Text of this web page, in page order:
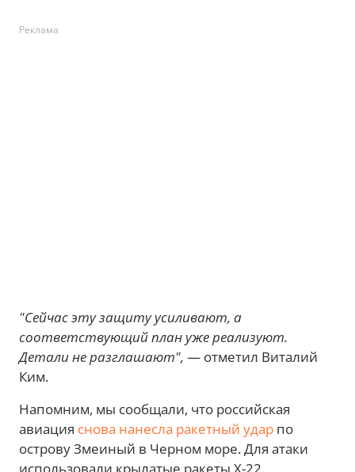
Реклама
"Сейчас эту защиту усиливают, а
соответствующий план уже реализуют.
Детали не разглашают", — отметил Виталий
Ким.
Напомним, мы сообщали, что российская
авиация снова нанесла ракетный удар по
острову Змеиный в Черном море. Для атаки